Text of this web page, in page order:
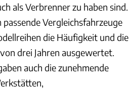
als Verbrenner zu haben sind.
Vergleichsfahrzeuge
die Häufigkeit und die
drei Jahren ausgewertet.
auch die zunehmende